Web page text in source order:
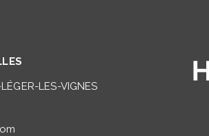
LES-VIGNES